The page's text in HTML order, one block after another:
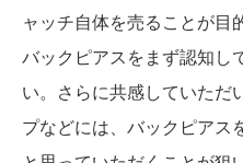
ャッチ自体を売ることが目
バックピアスをまず認知し
い。さらに共感していただ
プなどには、バックピアス